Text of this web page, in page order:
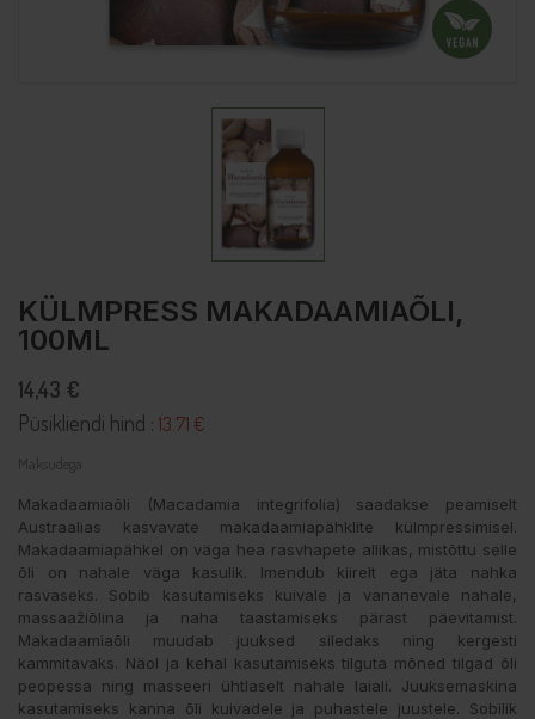
KÜLMPRESS MAKADAAMIAÕLI,
100ML
14,43 €
Püsikliendi hind : 13.71 €
Maksudega
Makadaamiaõli (Macadamia integrifolia) saadakse peamiselt
Austraalias kasvavate makadaamiapähklite külmpressimisel.
Makadaamiapähkel on väga hea rasvhapete allikas, mistõttu selle
õli on nahale väga kasulik. Imendub kiirelt ega jäta nahka
rasvaseks. Sobib kasutamiseks kuivale ja vananevale nahale,
massaažiõlina ja naha taastamiseks pärast päevitamist.
Makadaamiaõli muudab juuksed siledaks ning kergesti
kammitavaks. Näol ja kehal kasutamiseks tilguta mõned tilgad õli
peopessa ning masseeri ühtlaselt nahale laiali. Juuksemaskina
kasutamiseks kanna õli kuivadele ja puhastele juustele. Sobilik